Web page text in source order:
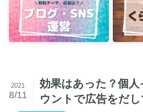
効果はあった？個
ウントで広告をだし
2021
8/11